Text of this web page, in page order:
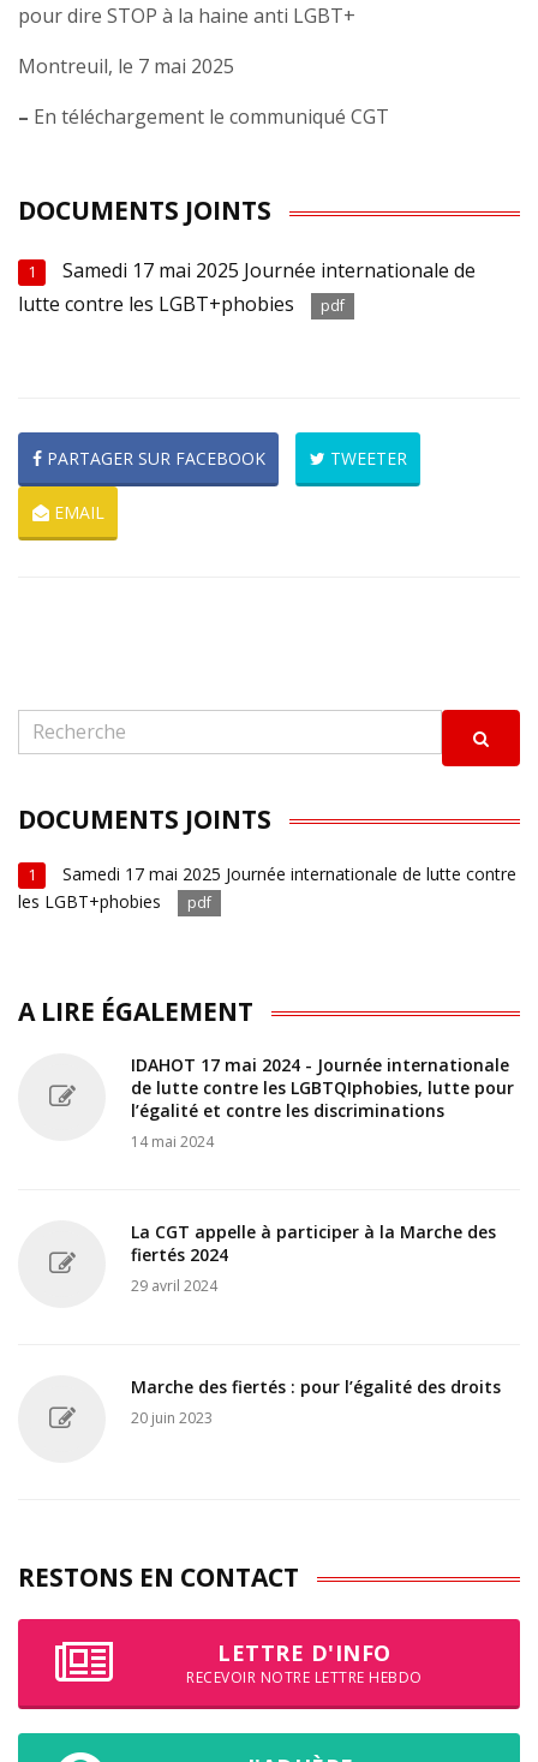
pour dire STOP à la haine anti LGBT+
Montreuil, le 7 mai 2025
– En téléchargement le communiqué CGT
DOCUMENTS JOINTS
1
Samedi 17 mai 2025 Journée internationale de
lutte contre les LGBT+phobies
pdf
PARTAGER SUR FACEBOOK TWEETER
EMAIL
DOCUMENTS JOINTS
1
Samedi 17 mai 2025 Journée internationale de lutte contre
les LGBT+phobies
pdf
A LIRE ÉGALEMENT
IDAHOT 17 mai 2024 - Journée internationale
de lutte contre les LGBTQIphobies, lutte pour
l’égalité et contre les discriminations
14 mai 2024
La CGT appelle à participer à la Marche des
fiertés 2024
29 avril 2024
Marche des fiertés : pour l’égalité des droits
20 juin 2023
RESTONS EN CONTACT
LETTRE D'INFO
RECEVOIR NOTRE LETTRE HEBDO